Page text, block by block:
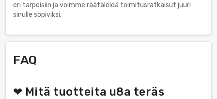
eri tarpeisiin ja voimme räätälöidä toimitusratkaisut juuri
sinulle sopiviksi.
FAQ
❤ Mitä tuotteita u8a teräs